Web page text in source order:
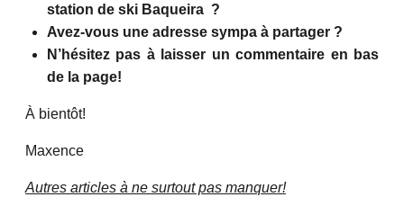
station de ski Baqueira ?
Avez-vous une adresse sympa à partager ?
N’hésitez pas à laisser un commentaire en bas
de la page!
À bientôt!
Maxence
Autres articles à ne surtout pas manquer!